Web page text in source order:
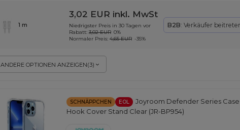
ANDERE OPTIONEN ANZEIGEN(3)
1 m
3,02 EUR inkl. MwSt
Niedrigster Preis in 30 Tagen vor
Rabatt: 3,02 EUR 0%
Normaler Preis: 4,65 EUR -35%
B2B: Verkäufer
SCHNÄPPCHEN EOL
Joyroom Defender Series
Hook Cover Stand Clear (JR-BP954)